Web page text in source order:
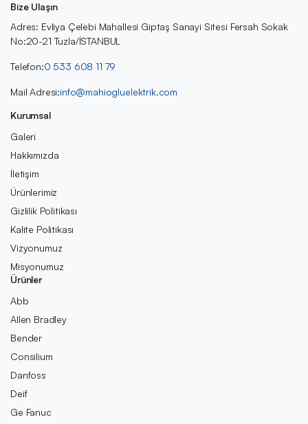
Bize Ulaşın
Adres: Evliya Çelebi Mahallesi Giptaş Sanayi Sitesi Fersah Sokak
No:20-21 Tuzla/İSTANBUL
Telefon:0 533 608 11 79
Mail Adresi:info@mahiogluelektrik.com
Kurumsal
Galeri
Hakkımızda
İletişim
Ürünlerimiz
Gizlilik Politikası
Kalite Politikası
Vizyonumuz
Misyonumuz
Ürünler
Abb
Allen Bradley
Bender
Consilium
Danfoss
Deif
Ge Fanuc